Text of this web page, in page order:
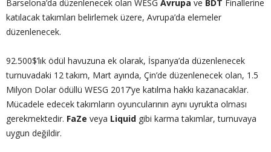
Barselona’da düzenlenecek olan WESG Avrupa ve BDT Finallerine
katılacak takımları belirlemek üzere, Avrupa’da elemeler
düzenlenecek.
92.500$’lık ödül havuzuna ek olarak, İspanya’da düzenlenecek
turnuvadaki 12 takım, Mart ayında, Çin’de düzenlenecek olan, 1.5
Milyon Dolar ödüllü WESG 2017’ye katılma hakkı kazanacaklar.
Mücadele edecek takımların oyuncularının aynı uyrukta olması
gerekmektedir. FaZe veya Liquid gibi karma takımlar, turnuvaya
uygun değildir.